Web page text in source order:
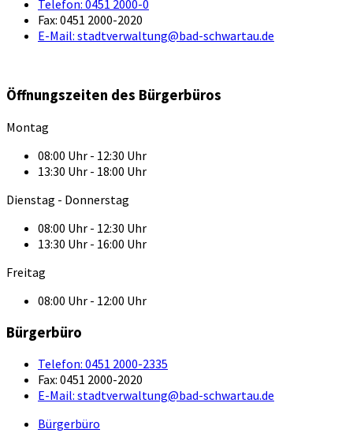
Telefon: 0451 2000-0
Fax: 0451 2000-2020
E-Mail: stadtverwaltung@bad-schwartau.de
Öffnungszeiten des Bürgerbüros
Montag
08:00 Uhr - 12:30 Uhr
13:30 Uhr - 18:00 Uhr
Dienstag - Donnerstag
08:00 Uhr - 12:30 Uhr
13:30 Uhr - 16:00 Uhr
Freitag
08:00 Uhr - 12:00 Uhr
Bürgerbüro
Telefon: 0451 2000-2335
Fax: 0451 2000-2020
E-Mail: stadtverwaltung@bad-schwartau.de
Bürgerbüro